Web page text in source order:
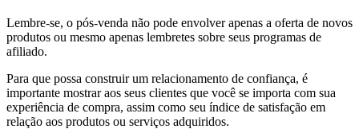
Lembre-se, o pós-venda não pode envolver apenas a oferta de novos
produtos ou mesmo apenas lembretes sobre seus programas de
afiliado.
Para que possa construir um relacionamento de confiança, é
importante mostrar aos seus clientes que você se importa com sua
experiência de compra, assim como seu índice de satisfação em
relação aos produtos ou serviços adquiridos.